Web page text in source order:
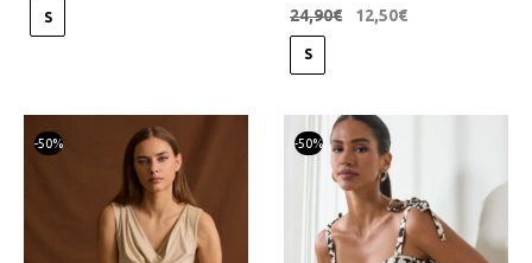
S
24,90€ 12,50€
S
-50% -50%